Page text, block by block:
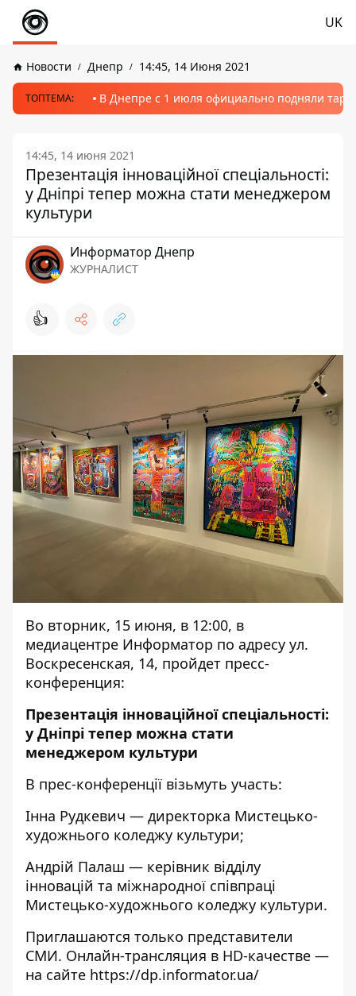
UK
Новости Днепр 14:45, 14 Июня 2021
ТОПТЕМА: В Днепре с 1 июля официально подняли
14:45, 14 июня 2021
Презентація інноваційної спеціальності:
у Дніпрі тепер можна стати менеджером
культури
Информатор Днепр
ЖУРНАЛИСТ
👍
Во вторник, 15 июня, в 12:00, в
медиацентре Информатор по адресу ул.
Воскресенская, 14, пройдет пресс-
конференция:
Презентація інноваційної спеціальності:
у Дніпрі тепер можна стати
менеджером культури
В прес-конференції візьмуть участь:
Інна Рудкевич — директорка Мистецько-
художнього коледжу культури;
Андрій Палаш — керівник відділу
інновацій та міжнародної співпраці
Мистецько-художнього коледжу культури.
Приглашаются только представители
СМИ. Онлайн-трансляция в HD-качестве —
на сайте https://dp.informator.ua/